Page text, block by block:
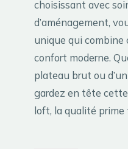
choisissant avec
d’aménagement,
unique qui
confort moderne.
plateau brut ou
gardez en tête cette
loft, la qualité